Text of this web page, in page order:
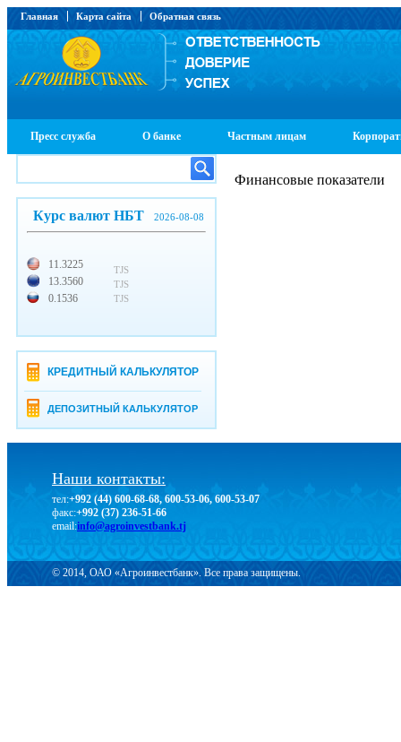
Главная Карта сайта Обратная связь
Пресс служба О банке Частным лицам
Курс валют НБТ 2026-08-08
11.3225
13.3560
0.1536
TJS
TJS
TJS
КРЕДИТНЫЙ КАЛЬКУЛЯТОР
ДЕПОЗИТНЫЙ КАЛЬКУЛЯТОР
Финансовые показатели
Наши контакты:
тел:+992 (44) 600-68-68, 600-53-06, 600-53-07
факс:+992 (37) 236-51-66
email:info@agroinvestbank.tj
© 2014, ОАО «Агроинвестбанк». Все права защищены.